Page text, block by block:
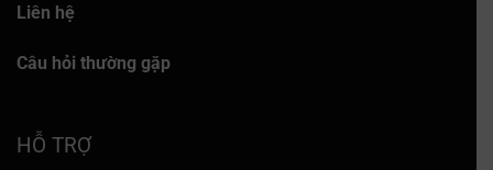
Liên hệ
Câu hỏi thường gặp
HỖ TRỢ